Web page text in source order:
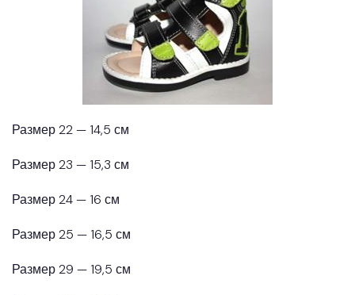
Размер 22 — 14,5 см
Размер 23 — 15,3 см
Размер 24 — 16 см
Размер 25 — 16,5 см
Размер 29 — 19,5 см